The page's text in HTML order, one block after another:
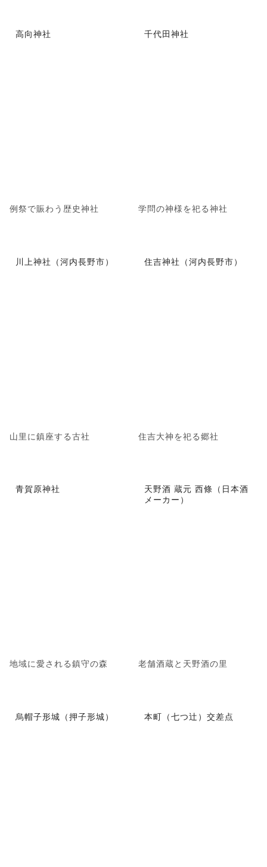
高向神社
例祭で賑わう歴史神社
千代田神社
学問の神様を祀る神社
川上神社（河内長野市）
山里に鎮座する古社
住吉神社（河内長野市）
住吉大神を祀る郷社
青賀原神社
地域に愛される鎮守の森
天野酒 蔵元 西條（日本酒
メーカー）
老舗酒蔵と天野酒の里
烏帽子形城（押子形城） 本町（七つ辻）交差点